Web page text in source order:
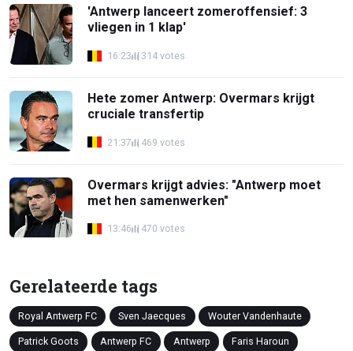
'Antwerp lanceert zomeroffensief: 3
vliegen in 1 klap'
16:23 314 votes
Hete zomer Antwerp: Overmars krijgt
cruciale transfertip
21:37 469 votes
Overmars krijgt advies: "Antwerp moet
met hen samenwerken"
13:46 470 votes
Gerelateerde tags
Royal Antwerp FC Sven Jaecques Wouter Vandenhaute
Patrick Goots Antwerp FC Antwerp Faris Haroun